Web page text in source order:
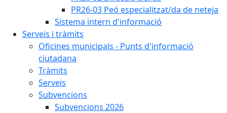
PR26-03 Peó especialitzat/da de neteja
Sistema intern d'informació
Serveis i tràmits
Oficines municipals - Punts d'informació
ciutadana
Tràmits
Serveis
Subvencions
Subvencions 2026